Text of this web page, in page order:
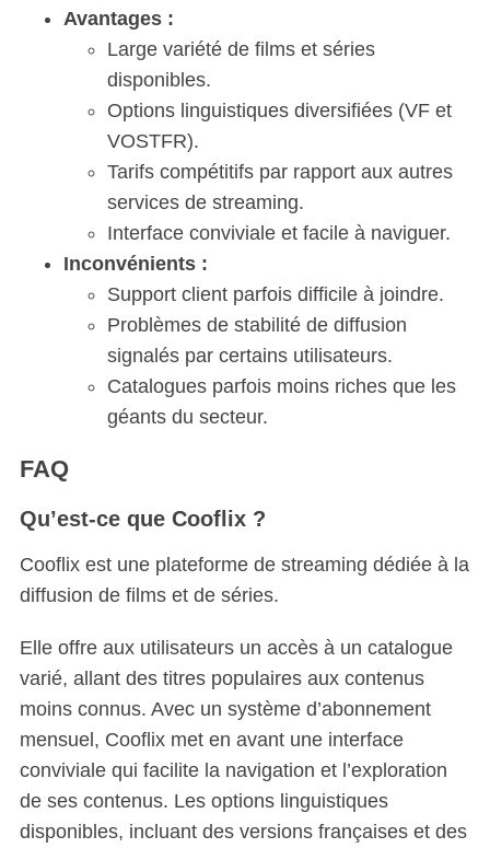
Avantages :
Large variété de films et séries
disponibles.
Options linguistiques diversifiées (VF et
VOSTFR).
Tarifs compétitifs par rapport aux autres
services de streaming.
Interface conviviale et facile à naviguer.
Inconvénients :
Support client parfois difficile à joindre.
Problèmes de stabilité de diffusion
signalés par certains utilisateurs.
Catalogues parfois moins riches que les
géants du secteur.
FAQ
Qu’est-ce que Cooflix ?
Cooflix est une plateforme de streaming dédiée à la
diffusion de films et de séries.
Elle offre aux utilisateurs un accès à un catalogue
varié, allant des titres populaires aux contenus
moins connus. Avec un système d’abonnement
mensuel, Cooflix met en avant une interface
conviviale qui facilite la navigation et l’exploration
de ses contenus. Les options linguistiques
disponibles, incluant des versions françaises et des